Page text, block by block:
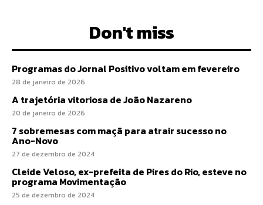
Don't miss
Programas do Jornal Positivo voltam em fevereiro
28 de janeiro de 2026
A trajetória vitoriosa de João Nazareno
20 de janeiro de 2026
7 sobremesas com maçã para atrair sucesso no
Ano-Novo
27 de dezembro de 2024
Cleide Veloso, ex-prefeita de Pires do Rio, esteve no
programa Movimentação
25 de dezembro de 2024